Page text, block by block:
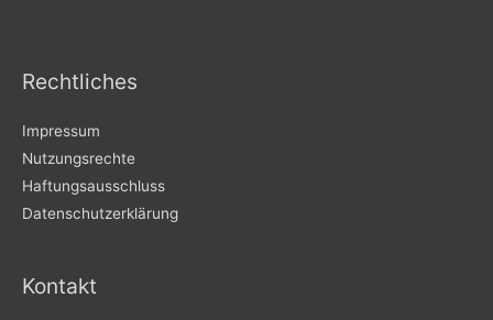
Rechtliches
Impressum
Nutzungsrechte
Haftungsausschluss
Datenschutzerklärung
Kontakt